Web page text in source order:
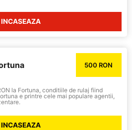
INCASEAZA
500 RON
la Fortuna, conditiile de rulaj fiind
e printre cele mai populare agentii,
INCASEAZA